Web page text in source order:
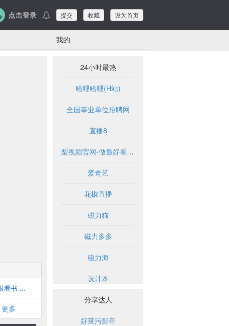
点击登录 提交 收藏 设为首页
我的
快眼看书 - 小说搜索网
更多
24小时最热
哈哩哈哩(H站)
全国事业单位招聘网
直播8
梨视频官网-做最好看的资讯短视频-Pear Video
爱奇艺
花椒直播
磁力猫
磁力多多
磁力海
设计本
分享达人
好莱污影帝